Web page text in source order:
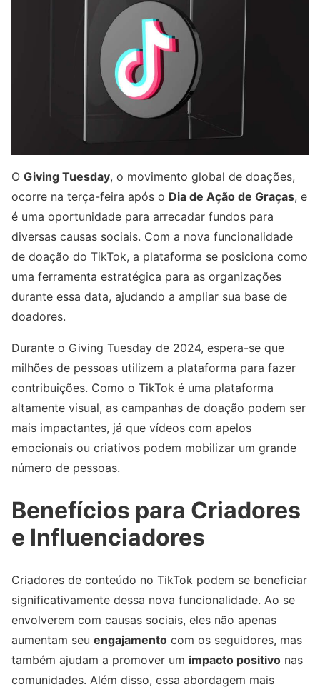
O Giving Tuesday, o movimento global de doações,
ocorre na terça-feira após o Dia de Ação de Graças, e
é uma oportunidade para arrecadar fundos para
diversas causas sociais. Com a nova funcionalidade
de doação do TikTok, a plataforma se posiciona como
uma ferramenta estratégica para as organizações
durante essa data, ajudando a ampliar sua base de
doadores.
Durante o Giving Tuesday de 2024, espera-se que
milhões de pessoas utilizem a plataforma para fazer
contribuições. Como o TikTok é uma plataforma
altamente visual, as campanhas de doação podem ser
mais impactantes, já que vídeos com apelos
emocionais ou criativos podem mobilizar um grande
número de pessoas.
Benefícios para Criadores
e Influenciadores
Criadores de conteúdo no TikTok podem se beneficiar
significativamente dessa nova funcionalidade. Ao se
envolverem com causas sociais, eles não apenas
aumentam seu engajamento com os seguidores, mas
também ajudam a promover um impacto positivo nas
comunidades. Além disso, essa abordagem mais